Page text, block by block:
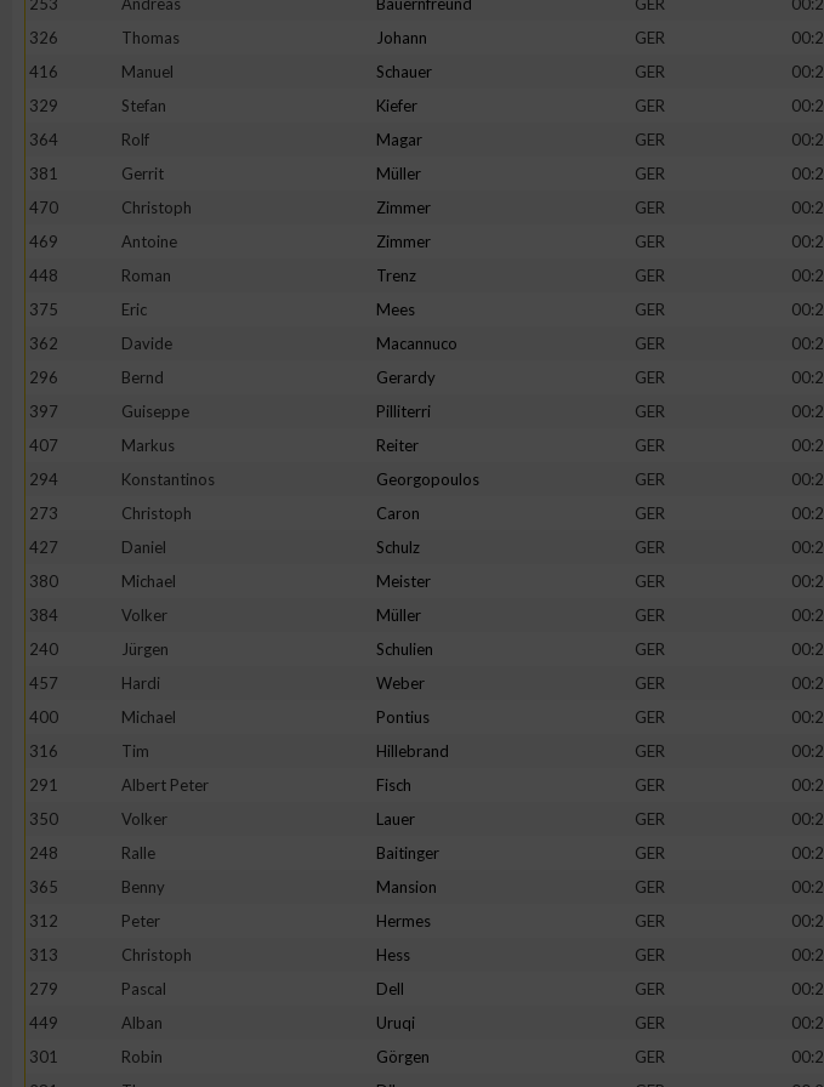
326
Thomas Johann GER
416
Manuel Schauer GER
329
Stefan Kiefer GER
364
Rolf Magar GER
381
Gerrit Müller GER
470
Christoph Zimmer GER
469
Antoine Zimmer GER
448
Roman Trenz GER
375
Eric Mees GER
362
Davide Macannuco GER
296
Bernd Gerardy GER
397
Guiseppe Pilliterri GER
407
Markus Reiter GER
294
Konstantinos Georgopoulos GER
273
Christoph Caron GER
427
Daniel Schulz GER
380
Michael Meister GER
384
Volker Müller GER
240
Jürgen Schulien GER
457
Hardi Weber GER
400
Michael Pontius GER
316
Tim Hillebrand GER
291
Albert Peter Fisch GER
350
Volker Lauer GER
248
Ralle Baitinger GER
365
Benny Mansion GER
312
Peter Hermes GER
313
Christoph Hess GER
279
Pascal Dell GER
449
Alban Uruqi GER
301
Robin Görgen GER
Erstellung von Profilen zur Personalisierung von Inhalten
Messung der Werbeleistung
Messung der Performance von Inhalten
Analyse von Zielgruppen durch Statistiken oder Kombinationen von Daten aus
Entwicklung und Verbesserung der Angebote
IAB-Besonderheiten:
Geräte anhand von aktiv angeforderten Informationen identifizieren
Nicht-IAB-Verarbeitungszwecke:
Notwendig
Performance
Funktional